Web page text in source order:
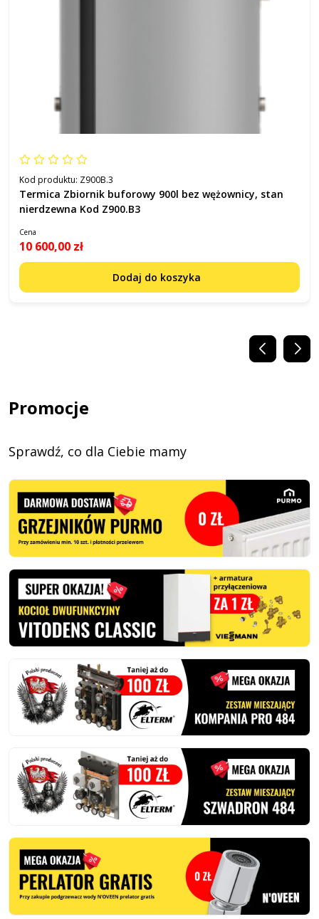
Kod produktu: Z900B.3
Termica Zbiornik buforowy 900l bez wężownicy, stan
nierdzewna Kod Z900.B3
Cena
10 600,00 zł
Dodaj do koszyka
Promocje
Sprawdź, co dla Ciebie mamy